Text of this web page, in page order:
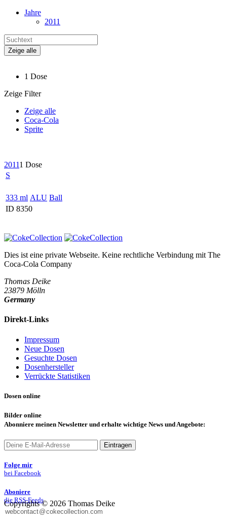
Jahre
2011
Zeige alle
1 Dose
Zeige Filter
Zeige alle
Coca-Cola
Sprite
20111 Dose
S
333 ml ALU Ball
ID 8350
Dies ist eine private Webseite. Keine rechtliche Verbindung mit The
Coca-Cola Company
Thomas Deike
23879 Mölln
Germany
Direkt-Links
Impressum
Neue Dosen
Gesuchte Dosen
Dosenhersteller
Verrückte Statistiken
Dosen online
Bilder online
Abonniere meinen Newsletter und erhalte wichtige News und Angebote:
Eintragen
Folge mir
bei Facebook
Aboniere
die RSS-Feeds
Copyrights © 2026 Thomas Deike